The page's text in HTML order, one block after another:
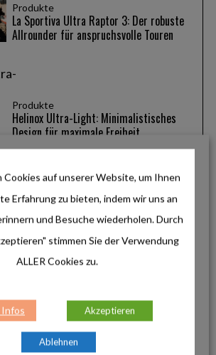
Produkte
La Sportiva Ultra Raptor 3: Der robuste
Allrounder für anspruchsvolle Touren
Produkte
Helinox Ultra-Light: Minimalistisches
Design für maximale Freiheit
INSTAGRAM
Cookies auf unserer Website, um Ihnen
Erfahrung zu bieten, indem wir uns an
und Besuche wiederholen. Durch
stimmen Sie der Verwendung
ALLER Cookies zu.
Akzeptieren
Ablehnen